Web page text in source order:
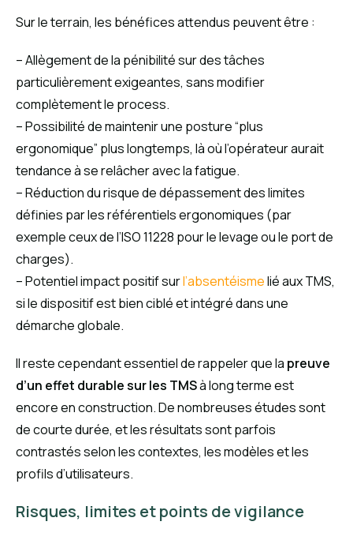
Sur le terrain, les bénéfices attendus peuvent être :
– Allègement de la pénibilité sur des tâches
particulièrement exigeantes, sans modifier
complètement le process.
– Possibilité de maintenir une posture “plus
ergonomique” plus longtemps, là où l’opérateur aurait
tendance à se relâcher avec la fatigue.
– Réduction du risque de dépassement des limites
définies par les référentiels ergonomiques (par
exemple ceux de l’ISO 11228 pour le levage ou le port de
charges).
– Potentiel impact positif surl’absentéismelié aux TMS,
si le dispositif est bien ciblé et intégré dans une
démarche globale.
Il reste cependant essentiel de rappeler que la preuve
d’un effet durable sur les TMSà long terme est
encore en construction. De nombreuses études sont
de courte durée, et les résultats sont parfois
contrastés selon les contextes, les modèles et les
profils d’utilisateurs.
Risques, limites et points de vigilance